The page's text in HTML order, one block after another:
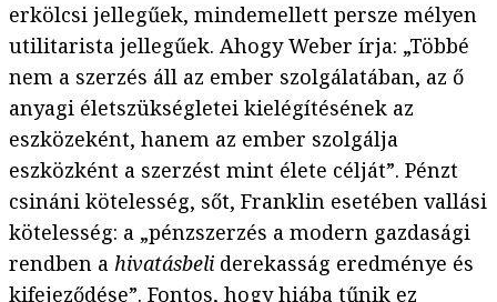
erkölcsi jellegűek, mindemellett persze mélyen
utilitarista jellegűek. Ahogy Weber írja: „Többé
nem a szerzés áll az ember szolgálatában, az ő
anyagi életszükségletei kielégítésének az
eszközeként, hanem az ember szolgálja
eszközként a szerzést mint élete célját”. Pénzt
csináni kötelesség, sőt, Franklin esetében vallási
kötelesség: a „pénzszerzés a modern gazdasági
rendben a hivatásbeli derekasság eredménye és
kifejeződése”. Fontos, hogy hiába tűnik ez